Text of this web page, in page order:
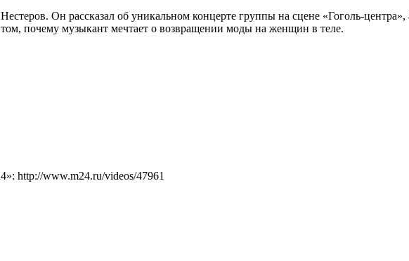
Он рассказал об уникальном концерте группы на сцене «Гоголь-
почему музыкант мечтает о возвращении моды на женщин в теле.
http://www.m24.ru/videos/47961